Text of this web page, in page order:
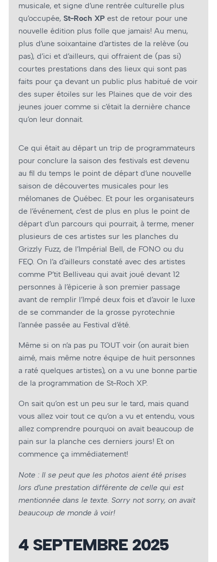
musicale, et signe d’une rentrée culturelle plus
qu’occupée, St-Roch XP est de retour pour une
nouvelle édition plus folle que jamais! Au menu,
plus d’une soixantaine d’artistes de la relève (ou
pas), d’ici et d’ailleurs, qui offraient de (pas si)
courtes prestations dans des lieux qui sont pas
faits pour ça devant un public plus habitué de voir
des super étoiles sur les Plaines que de voir des
jeunes jouer comme si c’était la dernière chance
qu’on leur donnait.
Ce qui était au départ un trip de programmateurs
pour conclure la saison des festivals est devenu
au fil du temps le point de départ d’une nouvelle
saison de découvertes musicales pour les
mélomanes de Québec. Et pour les organisateurs
de l’événement, c’est de plus en plus le point de
départ d’un parcours qui pourrait, à terme, mener
plusieurs de ces artistes sur les planches du
Grizzly Fuzz, de l’Impérial Bell, de FONO ou du
FEQ. On l’a d’ailleurs constaté avec des artistes
comme P’tit Belliveau qui avait joué devant 12
personnes à l’épicerie à son premier passage
avant de remplir l’Impé deux fois et d’avoir le luxe
de se commander de la grosse pyrotechnie
l’année passée au Festival d’été.
Même si on n’a pas pu TOUT voir (on aurait bien
aimé, mais même notre équipe de huit personnes
a raté quelques artistes), on a vu une bonne partie
de la programmation de St-Roch XP.
On sait qu’on est un peu sur le tard, mais quand
vous allez voir tout ce qu’on a vu et entendu, vous
allez comprendre pourquoi on avait beaucoup de
pain sur la planche ces derniers jours! Et on
commence ça immédiatement!
Note : Il se peut que les photos aient été prises
lors d’une prestation différente de celle qui est
mentionnée dans le texte. Sorry not sorry, on avait
beaucoup de monde à voir!
4 SEPTEMBRE 2025